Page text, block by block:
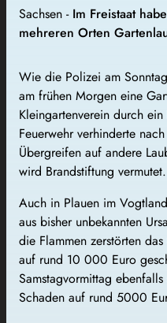
Sachsen - Im Freistaat
mehreren Orten
Wie die Polizei am
am frühen Morgen eine
Kleingartenverein durch
Feuerwehr verhinderte
Übergreifen auf andere
wird Brandstiftung vermutet.
Auch in Plauen im
aus bisher unbekannten
die Flammen zerstörten
auf rund 10 000 Euro
Samstagvormittag
Schaden auf rund 5000